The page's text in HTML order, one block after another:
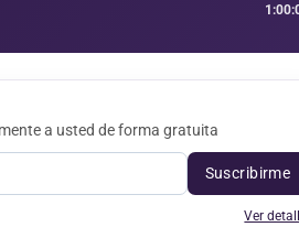
a usted de forma gratuita
Suscribirme
Ver